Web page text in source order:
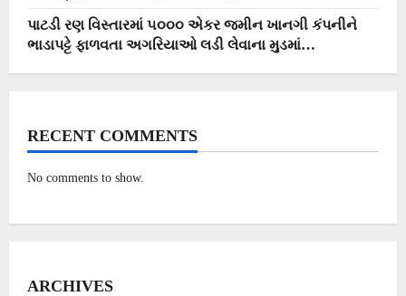
પાટડી રણ વિસ્તારમાં ૫૦૦૦ એકર જમીન ખાનગી કંપનીને
ભાડાપટ્ટે ફાળવતા અગરિયાઓ લડી લેવાના મુડમાં…
RECENT COMMENTS
No comments to show.
ARCHIVES